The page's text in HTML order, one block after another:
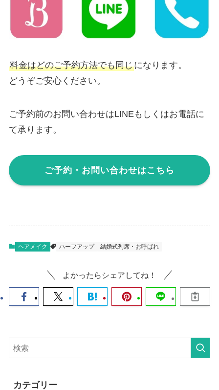
料金はどのご予約方法でも同じになります。
どうぞご安心ください。
ご予約前のお問い合わせはLINEもしくはお電話に
て承ります。
ご予約・お問い合わせはこちら
ヘアメイク ハーフアップ 結婚式列席・お呼ばれ
よかったらシェアしてね！
カテゴリー